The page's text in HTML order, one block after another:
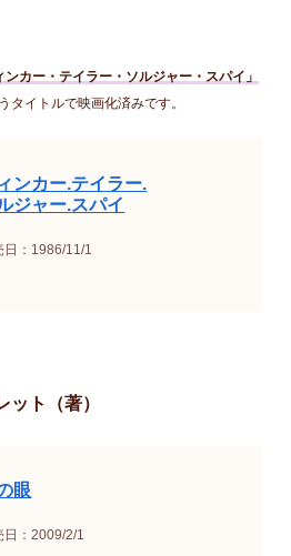
ンカー・テイラー・ソルジャー・スパイ」
タイトルで映画化済みです。
ンカー.テイラー.
ジャー.スパイ
日：1986/11/1
ット（著）
眼
日：2009/2/1